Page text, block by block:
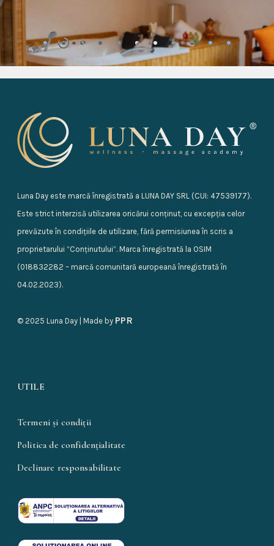
Luna Day este marcă înregistrată a LUNA DAY SRL (CUI: 47539177).
Este strict interzisă utilizarea oricărui conținut, cu excepția celor
prevăzute în condițiile de utilizare, fără permisiunea în scris a
proprietarului “Conținutului”. Marca înregistrată la OSIM
(018832282 – marcă comunitară europeană înregistrată în
04.02.2023).
© 2025 Luna Day | Made by PPR
UTILE
Termeni și condiții
Politica de confidențialitate
Declinare responsabilitate